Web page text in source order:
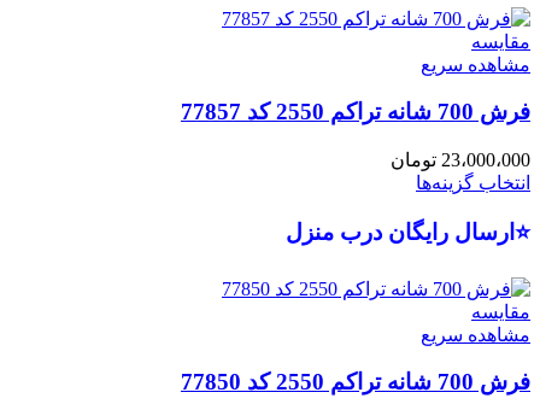
مقایسه
مشاهده سریع
فرش 700 شانه تراکم 2550 کد 77857
23،000،000 تومان
انتخاب گزینه‌ها
⭐ارسال رایگان درب منزل
مقایسه
مشاهده سریع
فرش 700 شانه تراکم 2550 کد 77850